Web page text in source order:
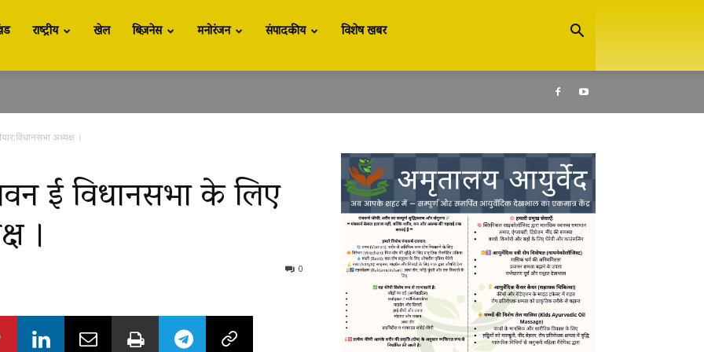
राष्ट्रीय खेल बिज़नेस मनोरंजन संपादकीय विशेष खबर
अध्यक्ष ।
ई विधानसभा के लिए
।
0